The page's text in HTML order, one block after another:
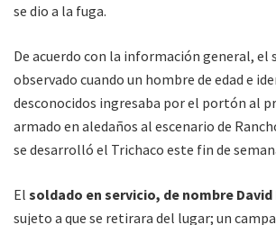
se dio a la fuga.
De acuerdo con la información general, el
observado cuando un hombre de edad e
desconocidos ingresaba por el portón al
armado en aledaños al escenario de
se desarrolló el Trichaco este fin de
El soldado en servicio, de nombre David
sujeto a que se retirara del lugar; un